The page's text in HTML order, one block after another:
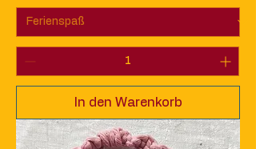
In den Warenkorb